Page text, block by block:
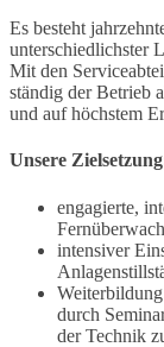
Es besteht
unterschiedlichster
Mit den
ständig der Betrieb
und auf höchstem
Unsere
engagierte,
intensiver
durch
der Technik